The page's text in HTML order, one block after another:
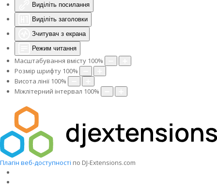
Виділіть посилання
Виділіть заголовки
Зчитувач з екрана
Режим читання
Масштабування вмісту 100%
Розмір шрифту 100%
Висота лінії 100%
Міжлітерний інтервал 100%
Плагін веб-доступності по DJ-Extensions.com